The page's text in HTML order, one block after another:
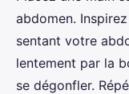
abdomen.
sentant votre
lentement par la
se dégonfler.